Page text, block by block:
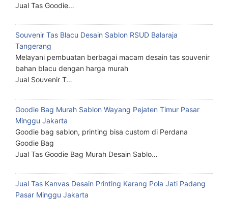
Jual Tas Goodie…
Souvenir Tas Blacu Desain Sablon RSUD Balaraja
Tangerang
Melayani pembuatan berbagai macam desain tas souvenir
bahan blacu dengan harga murah
Jual Souvenir T…
Goodie Bag Murah Sablon Wayang Pejaten Timur Pasar
Minggu Jakarta
Goodie bag sablon, printing bisa custom di Perdana
Goodie Bag
Jual Tas Goodie Bag Murah Desain Sablo…
Jual Tas Kanvas Desain Printing Karang Pola Jati Padang
Pasar Minggu Jakarta